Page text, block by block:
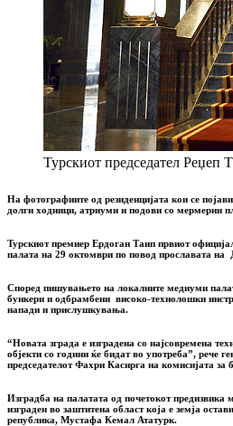
Турскиот председател Реџеп
На фотографиите од резиденцијата кои се
долги ходници, атриуми и подови со мермерни
Турскиот премиер Ердоган Таип првиот
палата на 29 октомври по повод прославата на
Според пишувањето на локалните медиуми
бункери и одбрамбени високо-технолошки
напади и прислушкувања.
“Новата зграда е изградена со најсовремена
објекти со години ќе бидат во употреба”, рече
председателот Фахри Касирга на комисијата за
Изградба на палатата од почетокот предизвика
изграден во заштитена област која е земја
република, Мустафа Кемал Ататурк.